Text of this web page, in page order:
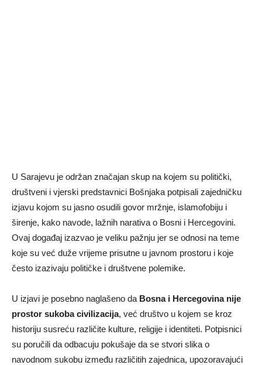
U Sarajevu je održan značajan skup na kojem su politički,
društveni i vjerski predstavnici Bošnjaka potpisali zajedničku
izjavu kojom su jasno osudili govor mržnje, islamofobiju i
širenje, kako navode, lažnih narativa o Bosni i Hercegovini.
Ovaj događaj izazvao je veliku pažnju jer se odnosi na teme
koje su već duže vrijeme prisutne u javnom prostoru i koje
često izazivaju političke i društvene polemike.
U izjavi je posebno naglašeno da Bosna i Hercegovina nije
prostor sukoba civilizacija, već društvo u kojem se kroz
historiju susreću različite kulture, religije i identiteti. Potpisnici
su poručili da odbacuju pokušaje da se stvori slika o
navodnom sukobu između različitih zajednica, upozoravajući